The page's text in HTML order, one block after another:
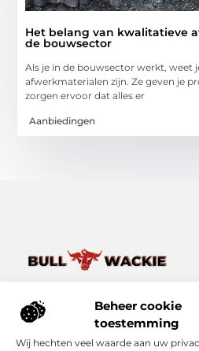
Beheer cookie
toestemming
Wij hechten veel waarde aan uw
Het belang van kwalitatieve
de bouwsector
Als je in de bouwsector werkt, weet
afwerkmaterialen zijn. Ze geven je
zorgen ervoor dat alles er
Aanbiedingen
het op
Verken een breed scala aan blogs
informeren en verrijken, van
inzichten.